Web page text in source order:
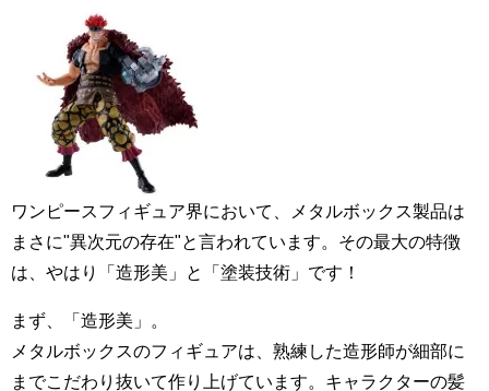
ワンピースフィギュア界において、メタルボックス製品は
まさに"異次元の存在"と言われています。その最大の特徴
は、やはり「造形美」と「塗装技術」です！
まず、「造形美」。
メタルボックスのフィギュアは、熟練した造形師が細部に
までこだわり抜いて作り上げています。キャラクターの髪